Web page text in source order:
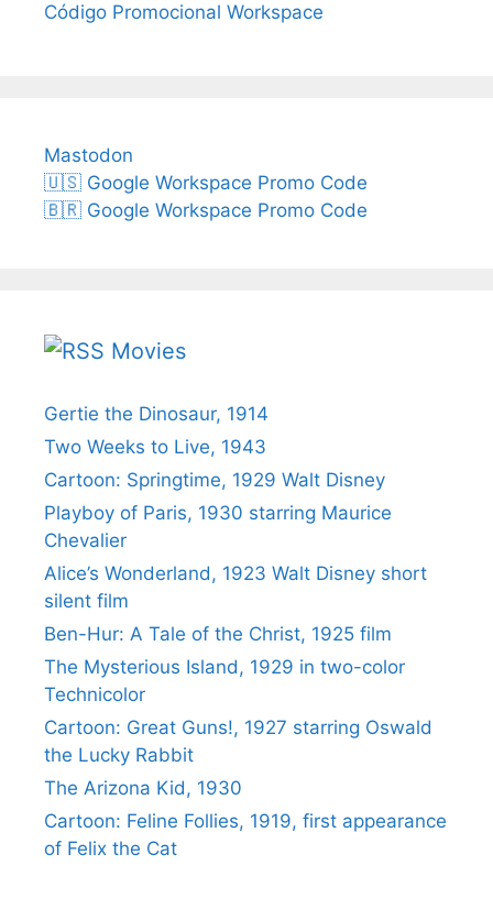
Código Promocional Workspace
Mastodon
🇺🇸 Google Workspace Promo Code
🇧🇷 Google Workspace Promo Code
Movies
Gertie the Dinosaur, 1914
Two Weeks to Live, 1943
Cartoon: Springtime, 1929 Walt Disney
Playboy of Paris, 1930 starring Maurice
Chevalier
Alice’s Wonderland, 1923 Walt Disney short
silent film
Ben-Hur: A Tale of the Christ, 1925 film
The Mysterious Island, 1929 in two-color
Technicolor
Cartoon: Great Guns!, 1927 starring Oswald
the Lucky Rabbit
The Arizona Kid, 1930
Cartoon: Feline Follies, 1919, first appearance
of Felix the Cat